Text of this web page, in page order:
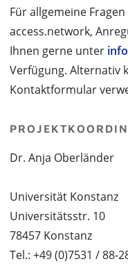
Für allgemeine
access.network,
Ihnen gerne unter
Verfügung. Alternativ
Kontaktformular
Dr. Anja Oberländer
Universität Konstanz
Universitätsstr. 10
78457 Konstanz
Tel.: +49 (0)7531 / 88-